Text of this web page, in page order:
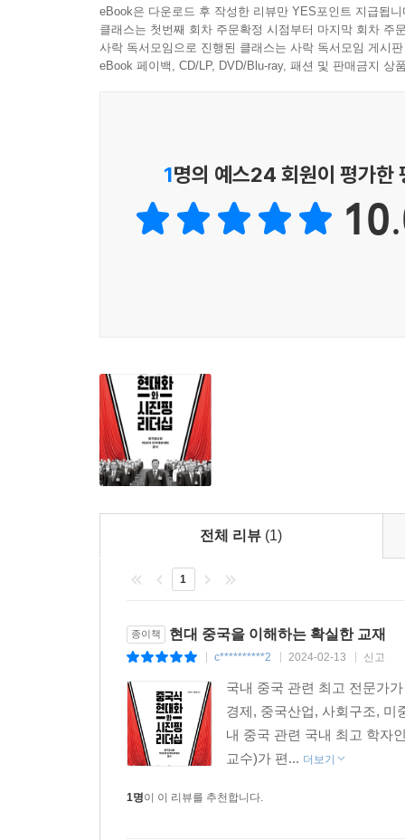
코로나 위기가 어떻게 진행될지, 어떠한 결과로
---「제4장 시진핑 집권 10년 이후, 중국사회의 안
‘중국 특색의 강대국 외교’를 전개하는 중국이 과
를 더욱 강화하고 대중들의 사상을 ‘통일’시키기
시진핑 영도의 공산당 치하에 대한 사회적 불만
국이 나아갈 방향이 어디일지, ‘중화민족의 위대
이다.
---「제6장 ‘중국의 꿈’ 실현을 위해 중국군 현대
한반도에도 먹구름이 드리우고 있다. 한국은 국제
되었다. 우리는 바이든과 시진핑의 최근 만남에서
---「제7장 제2의 사드 사태는 재연될까?, 335-336
전쟁의 대가와 불확실성 때문에 누구도 전쟁을
륙작전 능력의 부족, 전쟁의 비용과 대가의 불확
황에서 중국이 조급하게 대만을 침공할 가능성
협상 테이블에 앉히기 위해 노력할 것이며, 다른
---「제8장 양안관계는 전쟁의 길로 갈 것인가?, 380쪽」
공산당 20차 당대회가 개최되고 처음 열린 공산
새로운 공산당 지도부 인사가 발표되었다. 덩샤
‘안보’를 91차례나 언급하는 등 위기의식을 강
위기의식을 고양하면서 강한 리더십, 강한 중국
승리할 수 있다”라는 공산당 20차 당대회 기치도
것이고, 새로운 위기의식이 고양되면서 개혁 의지
시진핑 3기 정부의 과제와 전망
첫째, ‘정체성의 정치’를 강화한다. 공산당 20차
체제에 대한 자신감을 바탕으로 마르크스주의의
둘째, ‘중국식 현대화’를 통해 중화민족의 위대
길을 추구해왔다. 과거 반근대적 근대를 연상시키
버티면서 시장의 힘, 4차 산업의 성숙기술 경쟁
중심의 쌍순환 전략을 재강조한 것도 이러한 저간
넷째, 중국의 주요모순을 수정하고 여기에 기반
발전이 불가능하다고 보고 기존의 ‘선부론’ 대신
도덕’을 통한 3차 분배를 시도하고 있다. 이것은
eBook은 다운로드 후 작성한 리뷰만 YES포인트 지급됩니
클래스는 첫번째 회차 주문확정 시점부터 마지막 회차 주
사락 독서모임으로 진행된 클래스는 사락 독서모임 게시
eBook 페이백, CD/LP, DVD/Blu-ray, 패션 및 판매금지 상
1명의 예스24 회원이 평가한
전체 리뷰 (1)
1
종이책 현대 중국을 이해하는 확실한 교재
c**********2 2024-02-13 신고
국내 중국 관련 최고 전문가
경제, 중국산업, 사회구조, 미
내 중국 관련 국내 최고 학자
교수)가 편... 더보기
1명이 이 리뷰를 추천합니다.